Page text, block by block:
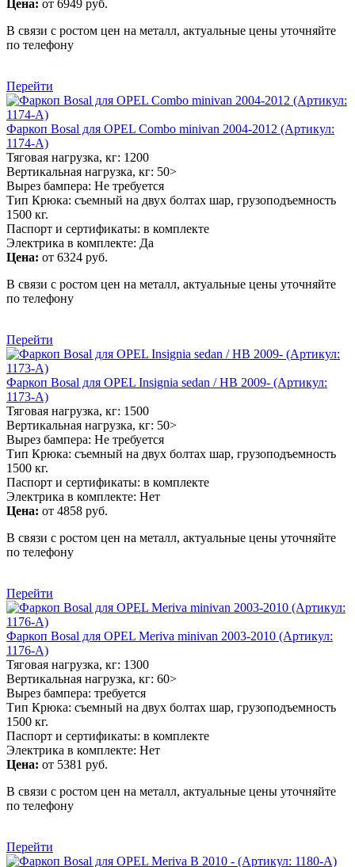
Цена: от 6949 руб.
В связи с ростом цен на металл, актуальные цены уточняйте
по телефону
Перейти
Фаркоп Bosal для OPEL Combo minivan 2004-2012 (Артикул:
1174-A)
Тяговая нагрузка, кг: 1200
Вертикальная нагрузка, кг: 50>
Вырез бампера: Не требуется
Тип Крюка: съемный на двух болтах шар, грузоподъемность
1500 кг.
Паспорт и сертификаты: в комплекте
Электрика в комплекте: Да
Цена: от 6324 руб.
В связи с ростом цен на металл, актуальные цены уточняйте
по телефону
Перейти
Фаркоп Bosal для OPEL Insignia sedan / HB 2009- (Артикул:
1173-A)
Тяговая нагрузка, кг: 1500
Вертикальная нагрузка, кг: 50>
Вырез бампера: Не требуется
Тип Крюка: съемный на двух болтах шар, грузоподъемность
1500 кг.
Паспорт и сертификаты: в комплекте
Электрика в комплекте: Нет
Цена: от 4858 руб.
В связи с ростом цен на металл, актуальные цены уточняйте
по телефону
Перейти
Фаркоп Bosal для OPEL Meriva minivan 2003-2010 (Артикул:
1176-A)
Тяговая нагрузка, кг: 1300
Вертикальная нагрузка, кг: 60>
Вырез бампера: требуется
Тип Крюка: съемный на двух болтах шар, грузоподъемность
1500 кг.
Паспорт и сертификаты: в комплекте
Электрика в комплекте: Нет
Цена: от 5381 руб.
В связи с ростом цен на металл, актуальные цены уточняйте
по телефону
Перейти